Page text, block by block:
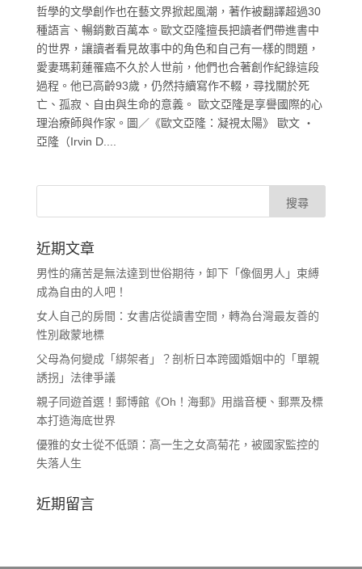
哲學的文學創作也在藝文界掀起風潮，著作被翻譯超過30
種語言、暢銷數百萬本。歐文亞隆擅長把讀者們帶進書中
的世界，讓讀者看見故事中的角色和自己有一樣的問題，
愛妻瑪莉蓮罹癌不久於人世前，他們也合著創作紀錄這段
過程。他已高齡93歲，仍然持續寫作不輟，尋找關於死
亡、孤寂、自由與生命的意義。 歐文亞隆是享譽國際的心
理治療師與作家。圖／《歐文亞隆：凝視太陽》 歐文 ‧
亞隆（Irvin D....
近期文章
男性的痛苦是無法達到世俗期待，卸下「像個男人」束縛
成為自由的人吧！
女人自己的房間：女書店從讀書空間，轉為台灣最友善的
性別啟蒙地標
父母為何變成「綁架者」？剖析日本跨國婚姻中的「單親
誘拐」法律爭議
親子同遊首選！郵博館《Oh！海郵》用諧音梗、郵票及標
本打造海底世界
優雅的女士從不低頭：高一生之女高菊花，被國家監控的
失落人生
近期留言